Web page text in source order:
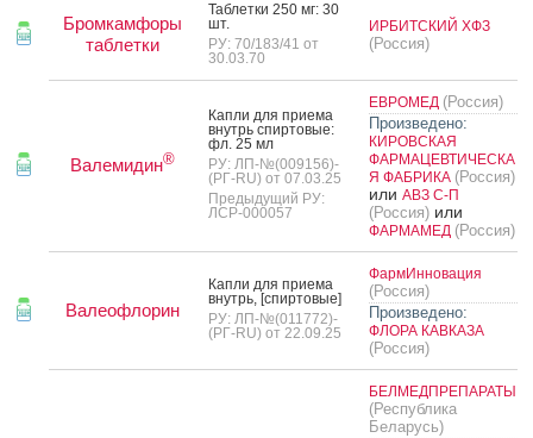
Бромкамфоры
таблетки
Таб­летки 250 мг: 30
шт.
РУ: 70/183/41 от
30.03.70
ИРБИТСКИЙ ХФЗ
(Россия)
Валемидин®
Кап­ли для при­ема
внутрь спир­то­вые:
фл. 25 мл
РУ: ЛП-№(009156)-
(РГ-RU) от 07.03.25
Предыдущий РУ:
ЛСР-000057
ЕВРОМЕД (Россия)
Произведено:
КИРОВСКАЯ
ФАРМАЦЕВТИЧЕСКА
Я ФАБРИКА (Россия)
или АВЗ С-П
(Россия) или
ФАРМАМЕД (Россия)
Валеофлорин
Кап­ли для при­ема
внутрь, [спир­то­вые]
РУ: ЛП-№(011772)-
(РГ-RU) от 22.09.25
ФармИнновация
(Россия)
Произведено:
ФЛОРА КАВКАЗА
(Россия)
БЕЛМЕДПРЕПАРАТЫ
(Республика
Беларусь)